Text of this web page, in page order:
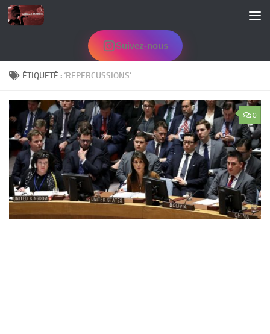
Skip to content
Suivez-nous
ÉTIQUETÉ : ‘REPERCUSSIONS’
0